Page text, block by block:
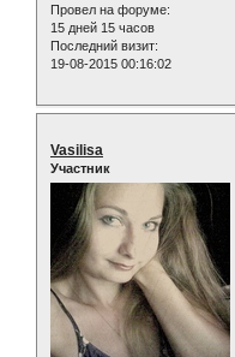
Провел на форуме:
15 дней 15 часов
Последний визит:
19-08-2015 00:16:02
Vasilisa
Участник